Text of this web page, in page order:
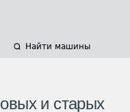
Найти машины
и старых